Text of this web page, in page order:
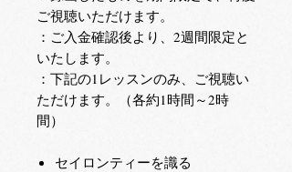
ご視聴いただけます。
：ご入金確認後より、2週間限定と
いたします。
：下記の1レッスンのみ、ご視聴い
ただけます。（各約1時間～2時
間）
セイロンティーを識る